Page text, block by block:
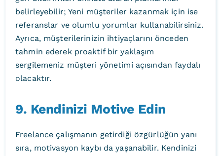
belirleyebilir; Yeni müşteriler kazanmak için ise
referanslar ve olumlu yorumlar kullanabilirsiniz.
Ayrıca, müşterilerinizin ihtiyaçlarını önceden
tahmin ederek proaktif bir yaklaşım
sergilemeniz müşteri yönetimi açısından faydalı
olacaktır.
9. Kendinizi Motive Edin
Freelance çalışmanın getirdiği özgürlüğün yanı
sıra, motivasyon kaybı da yaşanabilir. Kendinizi